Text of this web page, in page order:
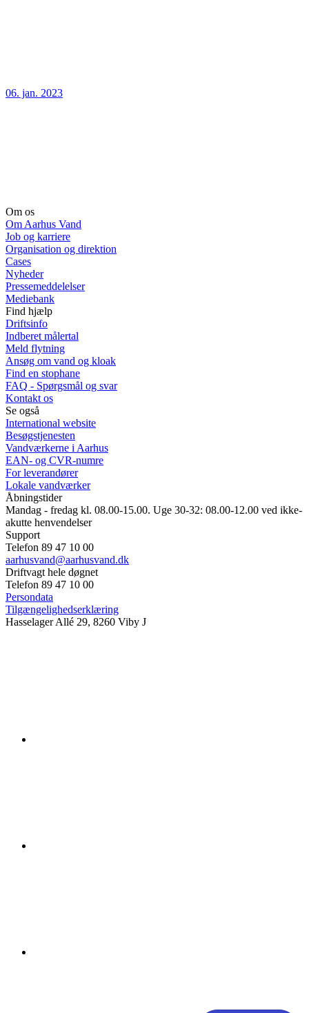
06. jan. 2023
Om os
Om Aarhus Vand
Job og karriere
Organisation og direktion
Cases
Nyheder
Pressemeddelelser
Mediebank
Find hjælp
Driftsinfo
Indberet målertal
Meld flytning
Ansøg om vand og kloak
Find en stophane
FAQ - Spørgsmål og svar
Kontakt os
Se også
International website
Besøgstjenesten
Vandværkerne i Aarhus
EAN- og CVR-numre
For leverandører
Lokale vandværker
Åbningstider
Mandag - fredag kl. 08.00-15.00. Uge 30-32: 08.00-12.00 ved ikke-
akutte henvendelser
Support
Telefon 89 47 10 00
aarhusvand@aarhusvand.dk
Driftvagt hele døgnet
Telefon 89 47 10 00
Persondata
Tilgængelighedserklæring
Hasselager Allé 29, 8260 Viby J